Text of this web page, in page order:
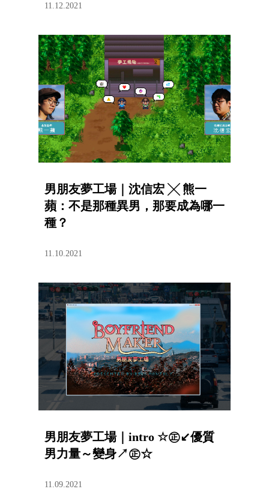
11.12.2021
男朋友夢工場｜沈信宏 ╳ 熊一
蘋：不是那種異男，那要成為哪一
種？
11.10.2021
男朋友夢工場｜intro ☆㊣↙優質
男力量～變身↗㊣☆
11.09.2021